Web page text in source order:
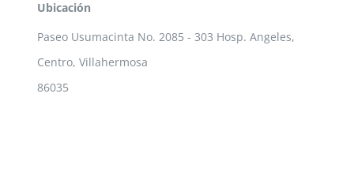
Ubicación
Paseo Usumacinta No. 2085 - 303 Hosp. Angeles,
Centro, Villahermosa
86035